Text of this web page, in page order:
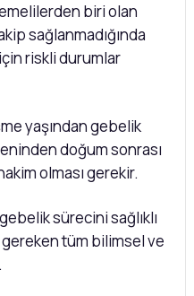
biri olan
sağlanmadığında
riskli durumlar
yaşından gebelik
doğum sonrası
olması gerekir.
sürecini sağlıklı
tüm bilimsel ve